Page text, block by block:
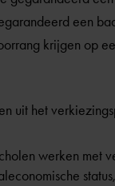
een
krijgen op
uit het
werken met